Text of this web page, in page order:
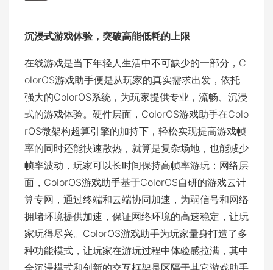
沉浸式游戏体验 ， 突破高能低耗的上限
在线游戏是当下年轻人生活中不可缺少的一部分，C
olorOS游戏助手便是从玩家的真实需求出发，依托
强大的ColorOS系统，为玩家提供专业，流畅、沉浸
式的游戏体验。硬件层面，ColorOS游戏助手在Colo
rOS微架构超算引擎的加持下，轻松实现提高游戏帧
率的同时还能快速散热，就算是复杂场地，也能减少
帧率波动，玩家可以长时间保持高帧率游玩；网络层
面，ColorOS游戏助手基于ColorOS自研的游戏云计
算专网，通过终端和云端协同加速，为弱信号和网络
拥堵环境提供加速，保证网络环境的高速稳定，让玩
家玩得尽兴。ColorOS游戏助手为玩家量身打造了多
种功能模式，让玩家在游玩过程中体验感拉满，其中